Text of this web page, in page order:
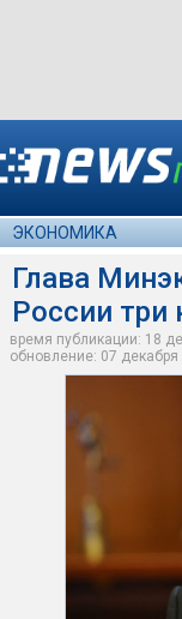
ЭКОНОМИКА
Глава
России три
время публикации: 18
обновление: 07 декабря